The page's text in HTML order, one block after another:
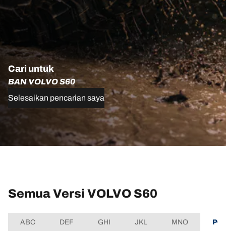
Cari untuk
BAN VOLVO S60
Selesaikan pencarian saya
Semua Versi VOLVO S60
ABC DEF GHI JKL MNO